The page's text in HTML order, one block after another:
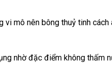
mô nên bông thuỷ tinh
nhờ đặc điểm không